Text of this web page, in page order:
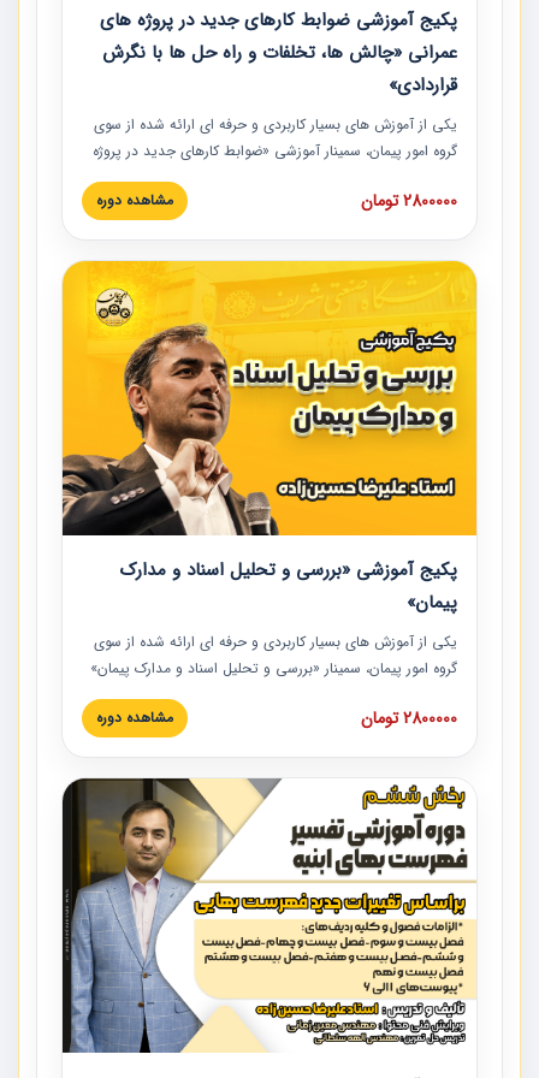
پکیج آموزشی ضوابط کارهای جدید در پروژه های
عمرانی «چالش ها، تخلفات و راه حل ها با نگرش
قراردادی»
یکی از آموزش‏‏‏‏‏‏ های بسیار کاربردی و حرفه‏ ای ارائه شده از سوی
گروه امور پیمان، سمینار آموزشی «ضوابط کارهای جدید در پروژه
های عمرانی» چالش ها، تخلفات و راه حل ها با نگرش قراردادی
است که در محل سندیکای شرکت های ساختمانی کشور ارائه شد.
مدارک پیمان به همراه تجربیات عملی ارائه شده است.
2800000 تومان مشاهده دوره
پکیج آموزشی «بررسی و تحلیل اسناد و مدارک
پیمان»
یکی از آموزش‏‏‏‏‏‏ های بسیار کاربردی و حرفه‏ ای ارائه شده از سوی
گروه امور پیمان، سمینار «بررسی و تحلیل اسناد و مدارک پیمان»
است که در دانشگاه صنعتی شریف ارائه شد. در این آموزش
نکات کلیدی مربوط به اسناد و مدارک پیمان، اولویت بندی اسناد
پیمان به همراه تجربیات عملی در این خصوص ارائه شده است.
2800000 تومان مشاهده دوره